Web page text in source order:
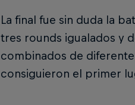
La final fue sin duda la
tres rounds igualados y
combinados de
consiguieron el primer